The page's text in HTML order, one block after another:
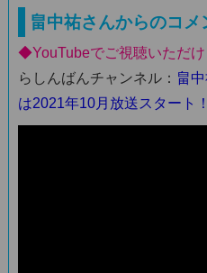
畠中祐さんからのコメ
◆YouTubeでご視聴いただけ
らしんばんチャンネル： 畠
は2021年10月放送スタート！